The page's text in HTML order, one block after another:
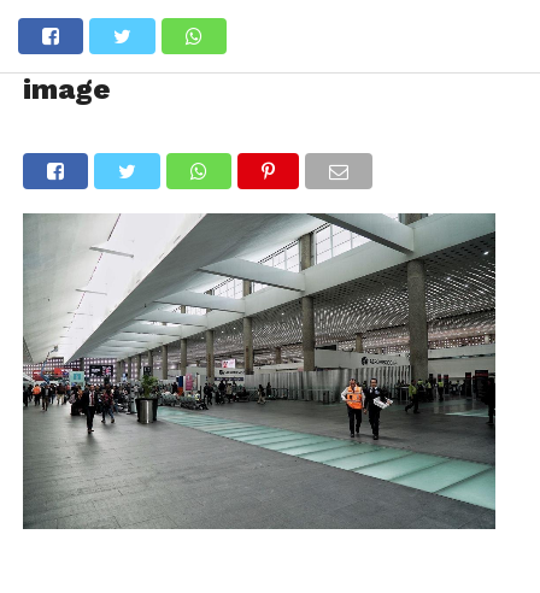
image